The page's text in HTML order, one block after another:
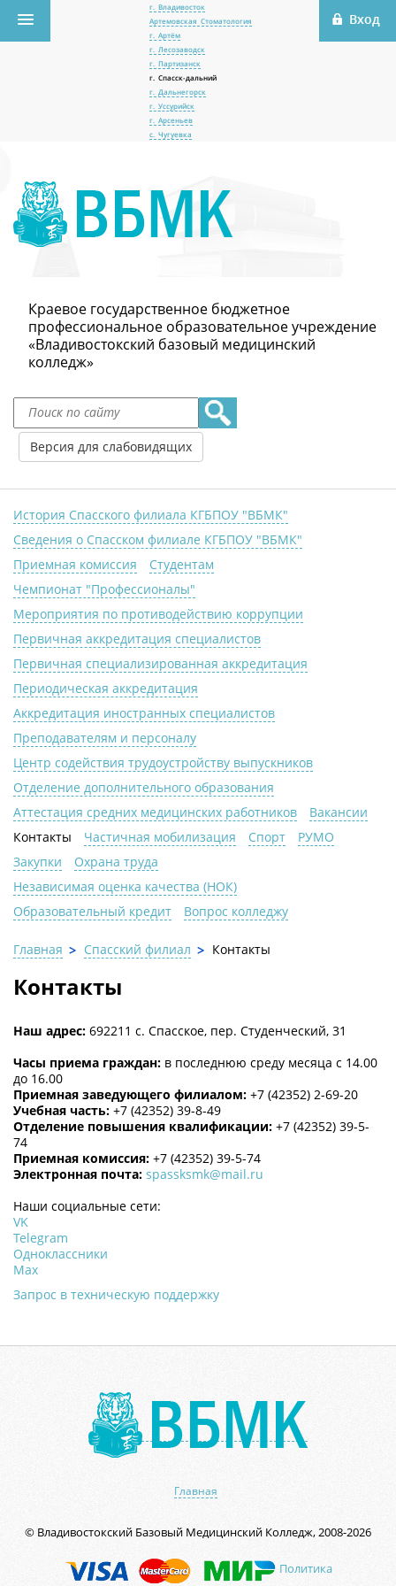
г. Владивосток
Артемовская Стоматология
г. Артём
г. Лесозаводск
г. Партизанск
г. Спасск-дальний
г. Дальнегорск
г. Уссурийск
г. Арсеньев
с. Чугуевка
Краевое государственное бюджетное
профессиональное образовательное учреждение
«Владивостокский базовый медицинский
колледж»
Версия для слабовидящих
История Спасского филиала КГБПОУ "ВБМК"
Сведения о Спасском филиале КГБПОУ "ВБМК"
Приемная комиссия
Студентам
Чемпионат "Профессионалы"
Мероприятия по противодействию коррупции
Первичная аккредитация специалистов
Первичная специализированная аккредитация
Периодическая аккредитация
Аккредитация иностранных специалистов
Преподавателям и персоналу
Центр содействия трудоустройству выпускников
Отделение дополнительного образования
Аттестация средних медицинских работников
Вакансии
Контакты
Частичная мобилизация Спорт
РУМО
Закупки
Охрана труда
Независимая оценка качества (НОК)
Образовательный кредит
Вопрос колледжу
Главная Спасский филиал Контакты
Контакты
Наш адрес: 692211 с. Спасское, пер. Студенческий, 31
Часы приема граждан: в последнюю среду месяца с 14.00
до 16.00
Приемная заведующего филиалом: +7 (42352) 2-69-20
Учебная часть: +7 (42352) 39-8-49
Отделение повышения квалификации: +7 (42352) 39-5-
74
Приемная комиссия: +7 (42352) 39-5-74
Электронная почта: spassksmk@mail.ru
Наши социальные сети:
VK
Telegram
Одноклассники
Мах
Запрос в техническую поддержку
Главная
© Владивостокский Базовый Медицинский Колледж, 2008-2026
Политика